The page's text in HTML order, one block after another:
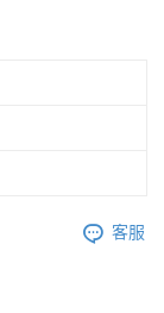
客服